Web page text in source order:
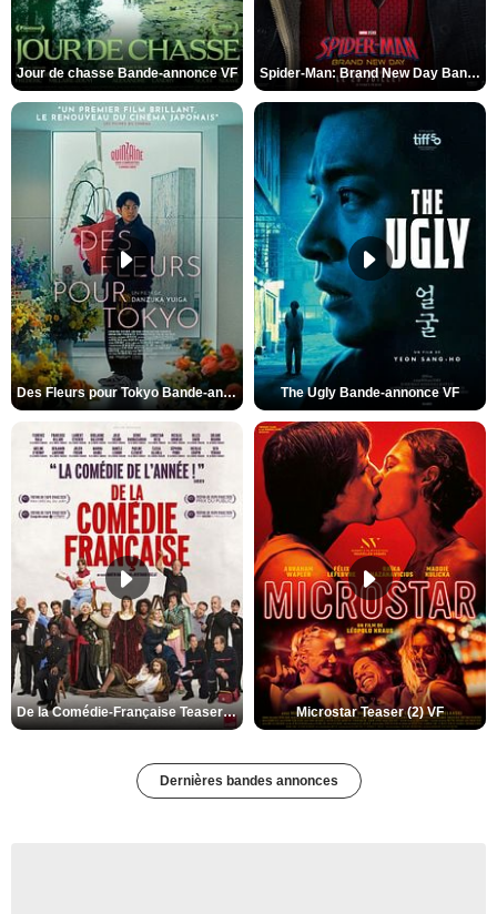
Jour de chasse Bande-annonce VF Spider-Man: Brand New Day Bande-annonce (3) VO STFR
Des Fleurs pour Tokyo Bande-annonce VO STFR The Ugly Bande-annonce VF
De la Comédie-Française Teaser (3) VF Microstar Teaser (2) VF
Dernières bandes annonces